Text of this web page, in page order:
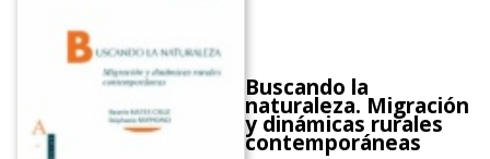
Buscando la
naturaleza. Migración
y dinámicas rurales
contemporáneas